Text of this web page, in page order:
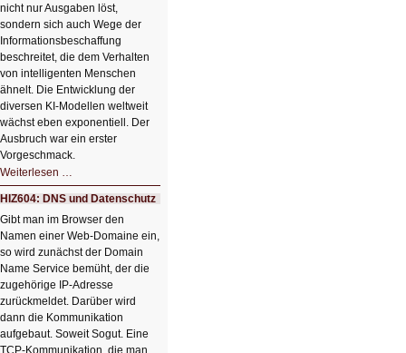
nicht nur Ausgaben löst,
sondern sich auch Wege der
Informationsbeschaffung
beschreitet, die dem Verhalten
von intelligenten Menschen
ähnelt. Die Entwicklung der
diversen KI-Modellen weltweit
wächst eben exponentiell. Der
Ausbruch war ein erster
Vorgeschmack.
Weiterlesen …
Der
Ausbruch
der
KI
HIZ604: DNS und Datenschutz
Gibt man im Browser den
Namen einer Web-Domaine ein,
so wird zunächst der Domain
Name Service bemüht, der die
zugehörige IP-Adresse
zurückmeldet. Darüber wird
dann die Kommunikation
aufgebaut. Soweit Sogut. Eine
TCP-Kommunikation, die man